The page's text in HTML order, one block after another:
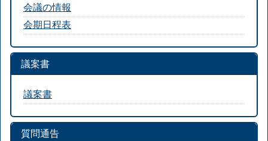
会議の情報
会期日程表
議案書
議案書
質問通告